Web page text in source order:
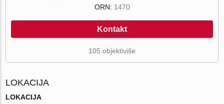
ORN: 1470
Kontakt
105 objektiviše
LOKACIJA
LOKACIJA